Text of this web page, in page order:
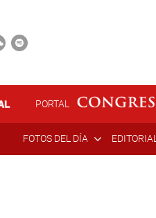
PORTAL
FOTOS DEL DÍA EDITORIAL